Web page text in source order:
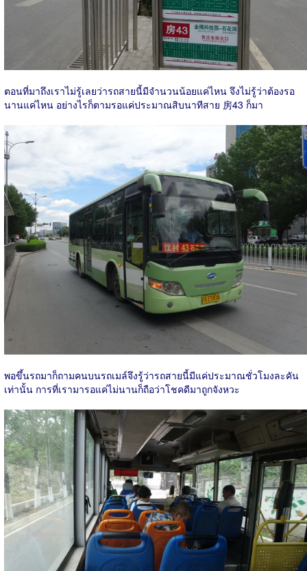
ตอนที่มาถึงเราไม่รู้เลยว่ารถสายนี้มีจำนวนน้อยแค่ไหน จึงไม่รู้ว่าต้องรอ
นานแค่ไหน อย่างไรก็ตามรอแค่ประมาณสิบนาทีสาย 房43 ก็มา
พอขึ้นรถมาก็ถามคนบนรถเมล์จึงรู้ว่ารถสายนี้มีแค่ประมาณชั่วโมงละคัน
เท่านั้น การที่เรามารอแค่ไม่นานก็ถือว่าโชคดีมาถูกจังหวะ